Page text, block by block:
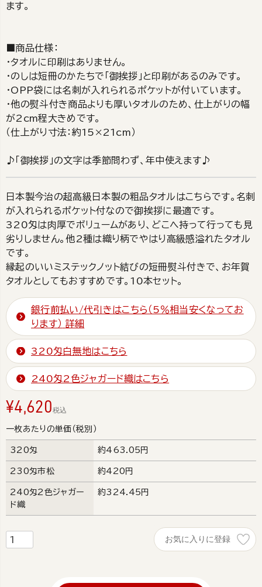
ます。
■商品仕様：
・タオルに印刷はありません。
・のしは短冊のかたちで「御挨拶」と印刷があるのみです。
・OPP袋には名刺が入れられるポケットが付いています。
・他の熨斗付き商品よりも厚いタオルのため、仕上がりの幅
が2cm程大きめです。
（仕上がり寸法：約15×21cm）
♪「御挨拶」の文字は季節問わず、年中使えます♪
日本製今治の超高級日本製の粗品タオルはこちらです。名刺
が入れられるポケット付なので御挨拶に最適です。
320匁は肉厚でボリュームがあり、どこへ持って行っても見
劣りしません。他2種は織り柄でやはり高級感溢れたタオル
です。
縁起のいいミステックノット結びの短冊熨斗付きで、お年賀
タオルとしてもおすすめです。10本セット。
銀行前払い/代引きはこちら（5％相当安くなってお
ります） 詳細
320匁白無地はこちら
240匁2色ジャガード織はこちら
¥4,620税込
一枚あたりの単価（税別）
320匁 約463.05円
230匁市松 約420円
240匁2色ジャガー
ド織
約324.45円
お気に入りに登録